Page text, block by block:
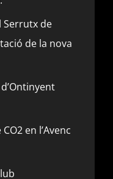
Serrutx de
de la nova
en l’Avenc